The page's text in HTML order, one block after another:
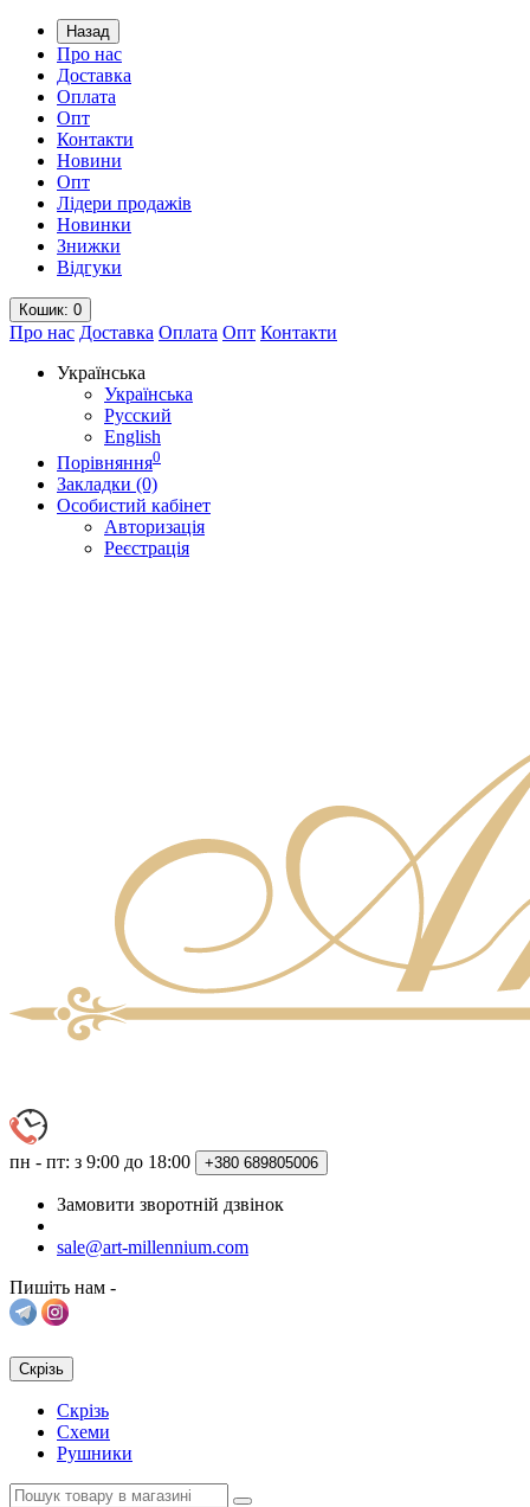
Назад
Про нас
Доставка
Оплата
Опт
Контакти
Новини
Опт
Лідери продажів
Новинки
Знижки
Відгуки
Кошик: 0
Про нас Доставка Оплата Опт Контакти
Українська
Українська
Русский
English
Порівняння0
Закладки (0)
Особистий кабінет
Авторизація
Реєстрація
пн - пт: з 9:00 до 18:00 +380 689805006
Замовити зворотній дзвінок
sale@art-millennium.com
Пишіть нам -
Скрізь
Скрізь
Схеми
Рушники